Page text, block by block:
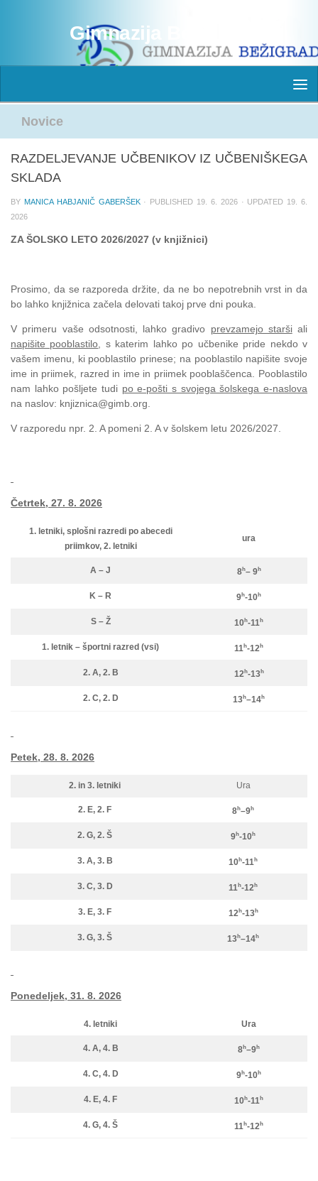
Gimnazija Bežigrad
Novice
RAZDELJEVANJE UČBENIKOV IZ UČBENIŠKEGA
SKLADA
BY MANICA HABJANIČ GABERŠEK · PUBLISHED 19. 6. 2026· UPDATED 19. 6.
2026
ZA ŠOLSKO LETO 2026/2027 (v knjižnici)
Prosimo, da se razporeda držite, da ne bo nepotrebnih vrst in da
bo lahko knjižnica začela delovati takoj prve dni pouka.
V primeru vaše odsotnosti, lahko gradivo prevzamejo staršiali
napišite pooblastilo, s katerim lahko po učbenike pride nekdo v
vašem imenu, ki pooblastilo prinese; na pooblastilo napišite svoje
ime in priimek, razred in ime in priimek pooblaščenca. Pooblastilo
nam lahko pošljete tudi po e-pošti s svojega šolskega e-naslova
na naslov: knjiznica@gimb.org.
V razporedu npr. 2. A pomeni 2. A v šolskem letu 2026/2027.
Četrtek, 27. 8. 2026
1. letniki, splošni razredi po abecedi
priimkov, 2. letniki
ura
A – J 8 h– 9h
K – R 9 h-10 h
S – Ž 10 h-11 h
1. letnik – športni razred (vsi) 11 h-12 h
2. A, 2. B 12 h-13 h
2. C, 2. D 13 h–14 h
Petek, 28. 8. 2026
2. in 3. letniki Ura
2. E, 2. F 8 h–9 h
2. G, 2. Š 9 h-10 h
3. A, 3. B 10 h-11 h
3. C, 3. D 11 h-12 h
3. E, 3. F 12 h-13 h
3. G, 3. Š 13 h–14 h
Ponedeljek, 31. 8. 2026
4. letniki Ura
4. A, 4. B 8 h–9 h
4. C, 4. D 9 h-10 h
4. E, 4. F 10 h-11 h
4. G, 4. Š 11 h-12 h